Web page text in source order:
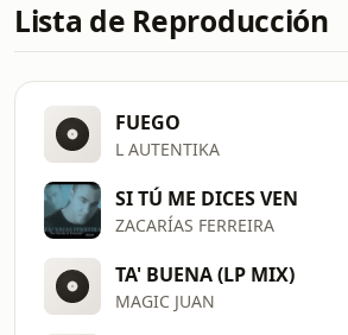
Lista de Reproducción
FUEGO
L AUTENTIKA
SI TÚ ME DICES VEN
ZACARÍAS FERREIRA
TA' BUENA (LP MIX)
MAGIC JUAN